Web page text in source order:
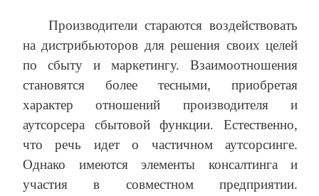
Производители стараются воздействовать
на дистрибьюторов для решения своих целей
по сбыту и маркетингу. Взаимоотношения
становятся более тесными, приобретая
характер отношений производителя и
аутсорсера сбытовой функции. Естественно,
что речь идет о частичном аутсорсинге.
Однако имеются элементы консалтинга и
участия в совместном предприятии.